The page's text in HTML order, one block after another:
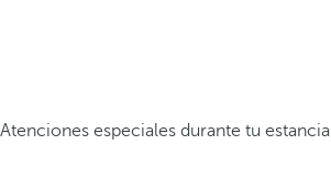
Atenciones especiales durante tu estancia